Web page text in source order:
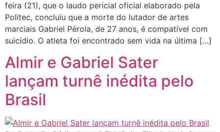
feira (21), que o laudo pericial oficial elaborado pela
Politec, concluiu que a morte do lutador de artes
marciais Gabriel Pérola, de 27 anos, é compatível com
suicídio. O atleta foi encontrado sem vida na última […]
Almir e Gabriel Sater
lançam turnê inédita pelo
Brasil